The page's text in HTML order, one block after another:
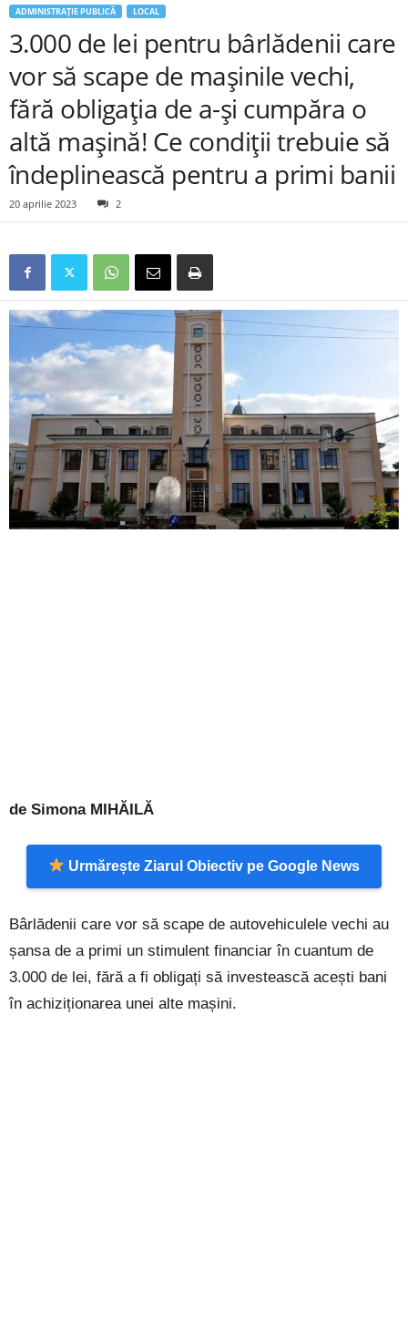
ADMINISTRAȚIE PUBLICĂ LOCAL
3.000 de lei pentru bârlădenii care
vor să scape de mașinile vechi,
fără obligația de a-și cumpăra o
altă mașină! Ce condiții trebuie să
îndeplinească pentru a primi banii
20 aprilie 2023 2
de Simona MIHĂILĂ
Urmărește Ziarul Obiectiv pe Google News
Bârlădenii care vor să scape de autovehiculele vechi au
șansa de a primi un stimulent financiar în cuantum de
3.000 de lei, fără a fi obligați să investească acești bani
în achiziționarea unei alte mașini.